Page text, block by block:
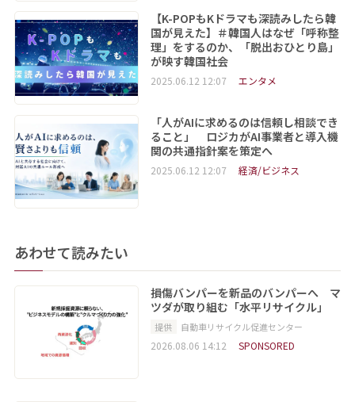
【K-POPもKドラマも深読みしたら韓
国が見えた】＃韓国人はなぜ「呼称整
理」をするのか、「脱出おひとり島」
が映す韓国社会
2025.06.12 12:07 エンタメ
「人がAIに求めるのは信頼し相談でき
ること」 ロジカがAI事業者と導入機
関の共通指針案を策定へ
2025.06.12 12:07 経済/ビジネス
あわせて読みたい
損傷バンパーを新品のバンパーへ マ
ツダが取り組む「水平リサイクル」
提供 自動車リサイクル促進センター
2026.08.06 14:12 SPONSORED